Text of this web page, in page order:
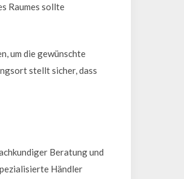
Raumes sollte
um die gewünschte
stellt sicher, dass
Beratung und
Händler